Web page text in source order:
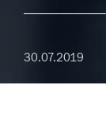
30.07.2019